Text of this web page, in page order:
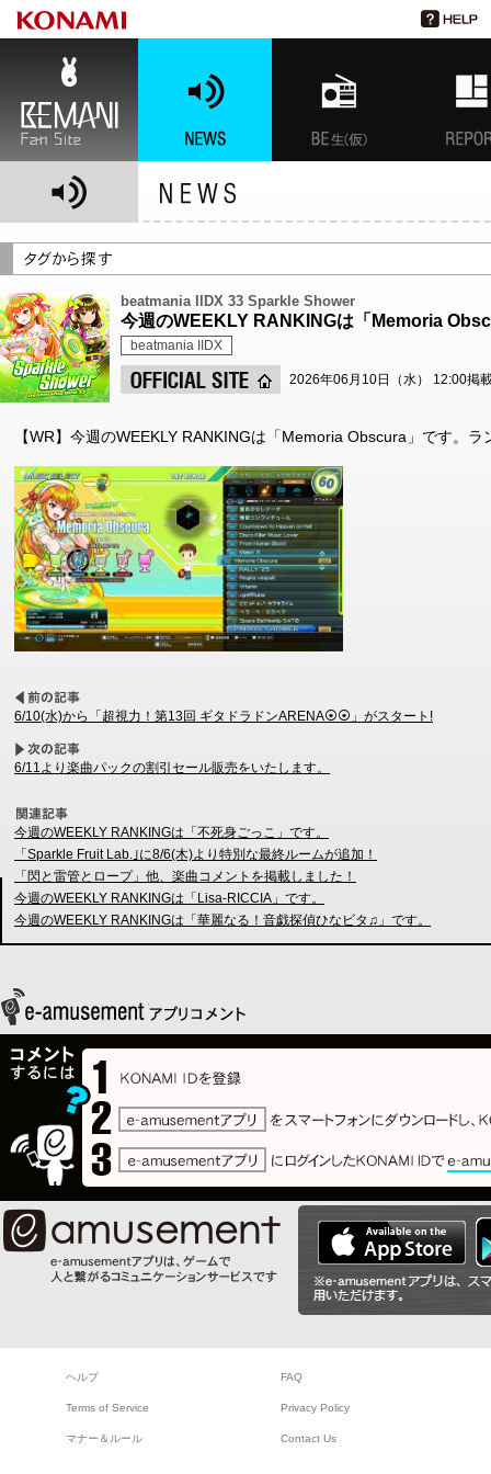
beatmania IIDX 33 Sparkle Shower
今週のWEEKLY RANKINGは「Memoria
beatmania IIDX
2026年06月10日（水） 12:00掲
【WR】今週のWEEKLY RANKINGは「Memoria Obscura」です。
6/10(水)から「超視力！第13回 ギタドラドンARENA⦿⦿」がスタート!
6/11より楽曲パックの割引セール販売をいたします。
今週のWEEKLY RANKINGは「不死身ごっこ」です。
「Sparkle Fruit Lab.｣に8/6(木)より特別な最終ルームが追加！
「閃と雷管とロープ」他、楽曲コメントを掲載しました！
今週のWEEKLY RANKINGは「Lisa-RICCIA」です。
今週のWEEKLY RANKINGは「華麗なる！音戯探偵ひなビタ♫」です。
ヘルプ FAQ
Terms of Service Privacy Policy
マナー＆ルール Contact Us